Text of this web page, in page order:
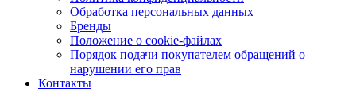
Обработка персональных данных
Бренды
Положение о cookie-файлах
Порядок подачи покупателем обращений о
нарушении его прав
Контакты